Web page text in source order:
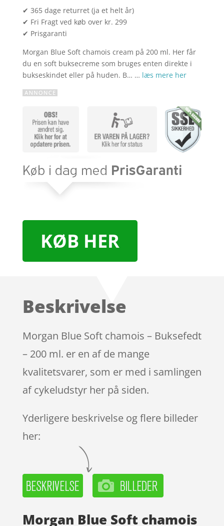
✔ 365 dage returret (ja et helt år)
✔ Fri Fragt ved køb over kr. 299
✔ Prisgaranti
Morgan Blue Soft chamois cream på 200 ml. Her får
du en soft buksecreme som bruges enten direkte i
bukseskindet eller på huden. B… … læs mere her
KØB HER
Beskrivelse
Morgan Blue Soft chamois – Buksefedt
– 200 ml. er en af de mange
kvalitetsvarer, som er med i samlingen
af cykeludstyr her på siden.
Yderligere beskrivelse og flere billeder
her:
Morgan Blue Soft chamois